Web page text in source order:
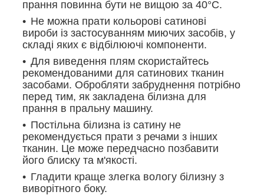
прання повинна бути не вищою за 40°С.
Не можна прати кольорові сатинові
вироби із застосуванням миючих засобів, у
складі яких є відбілюючі компоненти.
Для виведення плям скористайтесь
рекомендованими для сатинових тканин
засобами. Обробляти забруднення потрібно
перед тим, як закладена білизна для
прання в пральну машину.
Постільна білизна із сатину не
рекомендується прати з речами з інших
тканин. Це може передчасно позбавити
його блиску та м'якості.
Гладити краще злегка вологу білизну з
виворітного боку.